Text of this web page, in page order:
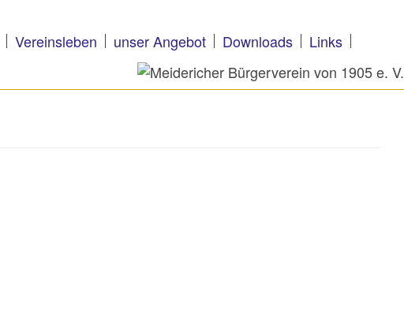
Vereinsleben unser Angebot Downloads Links